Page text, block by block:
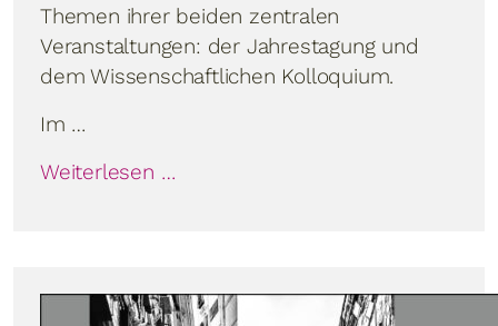
Themen ihrer beiden zentralen
Veranstaltungen: der Jahrestagung und
dem Wissenschaftlichen Kolloquium.
Im …
Weiterlesen …